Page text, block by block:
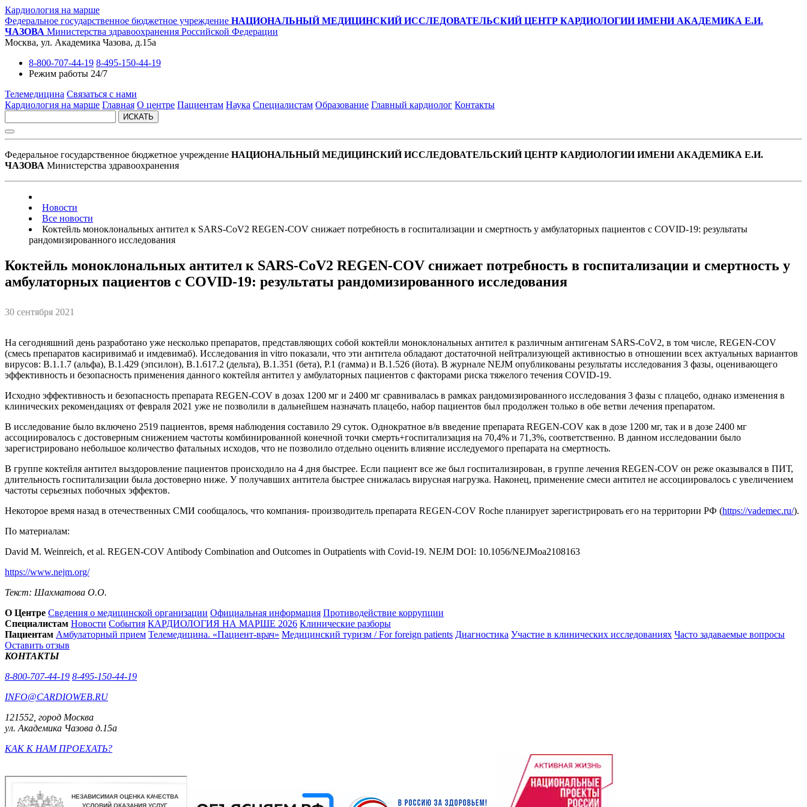
Кардиология на марше
Федеральное государственное бюджетное учреждение НАЦИОНАЛЬНЫЙ МЕДИЦИНСКИЙ ИССЛЕДОВАТЕЛЬСКИЙ ЦЕНТР КАРДИОЛОГИИ ИМЕНИ АКАДЕМИКА Е.И.
ЧАЗОВА Министерства здравоохранения Российской Федерации
Москва, ул. Академика Чазова, д.15а
8-800-707-44-19 8-495-150-44-19
Режим работы 24/7
Телемедицина Связаться с нами
Кардиология на марше Главная О центре Пациентам Наука Специалистам Образование Главный кардиолог Контакты
ИСКАТЬ
Федеральное государственное бюджетное учреждение НАЦИОНАЛЬНЫЙ МЕДИЦИНСКИЙ ИССЛЕДОВАТЕЛЬСКИЙ ЦЕНТР КАРДИОЛОГИИ ИМЕНИ АКАДЕМИКА Е.И.
ЧАЗОВА Министерства здравоохранения
Новости
Все новости
Коктейль моноклональных антител к SARS-CoV2 REGEN-COV снижает потребность в госпитализации и смертность у амбулаторных пациентов с COVID-19: результаты
рандомизированного исследования
Коктейль моноклональных антител к SARS-CoV2 REGEN-COV снижает потребность в госпитализации и смертность у
амбулаторных пациентов с COVID-19: результаты рандомизированного исследования
30 сентября 2021
На сегодняшний день разработано уже несколько препаратов, представляющих собой коктейли моноклональных антител к различным антигенам SARS-CoV2, в том числе, REGEN-COV
(смесь препаратов касиривимаб и имдевимаб). Исследования in vitro показали, что эти антитела обладают достаточной нейтрализующей активностью в отношении всех актуальных вариантов
вирусов: B.1.1.7 (альфа), B.1.429 (эпсилон), B.1.617.2 (дельта), B.1.351 (бета), P.1 (гамма) и B.1.526 (йота). В журнале NEJM опубликованы результаты исследования 3 фазы, оценивающего
эффективность и безопасность применения данного коктейля антител у амбулаторных пациентов с факторами риска тяжелого течения COVID-19.
Исходно эффективность и безопасность препарата REGEN-COV в дозах 1200 мг и 2400 мг сравнивалась в рамках рандомизированного исследования 3 фазы с плацебо, однако изменения в
клинических рекомендациях от февраля 2021 уже не позволили в дальнейшем назначать плацебо, набор пациентов был продолжен только в обе ветви лечения препаратом.
В исследование было включено 2519 пациентов, время наблюдения составило 29 суток. Однократное в/в введение препарата REGEN-COV как в дозе 1200 мг, так и в дозе 2400 мг
ассоциировалось с достоверным снижением частоты комбинированной конечной точки смерть+госпитализация на 70,4% и 71,3%, соответственно. В данном исследовании было
зарегистрировано небольшое количество фатальных исходов, что не позволило отдельно оценить влияние исследуемого препарата на смертность.
В группе коктейля антител выздоровление пациентов происходило на 4 дня быстрее. Если пациент все же был госпитализирован, в группе лечения REGEN-COV он реже оказывался в ПИТ,
длительность госпитализации была достоверно ниже. У получавших антитела быстрее снижалась вирусная нагрузка. Наконец, применение смеси антител не ассоциировалось с увеличением
частоты серьезных побочных эффектов.
Некоторое время назад в отечественных СМИ сообщалось, что компания- производитель препарата REGEN-COV Roche планирует зарегистрировать его на территории РФ (https://vademec.ru/).
По материалам:
David M. Weinreich, et al. REGEN-COV Antibody Combination and Outcomes in Outpatients with Covid-19. NEJM DOI: 10.1056/NEJMoa2108163
https://www.nejm.org/
Текст: Шахматова О.О.
О Центре Сведения о медицинской организации Официальная информация Противодействие коррупции
Специалистам Новости События КАРДИОЛОГИЯ НА МАРШЕ 2026 Клинические разборы
Пациентам Амбулаторный прием Телемедицина. «Пациент-врач» Медицинский туризм / For foreign patients Диагностика Участие в клинических исследованиях Часто задаваемые вопросы
Оставить отзыв
КОНТАКТЫ
8-800-707-44-19 8-495-150-44-19
INFO@CARDIOWEB.RU
121552, город Москва
ул. Академика Чазова д.15а
КАК К НАМ ПРОЕХАТЬ?